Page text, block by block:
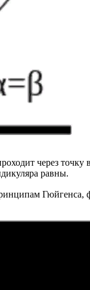
через
равны.
Гюйгенса,